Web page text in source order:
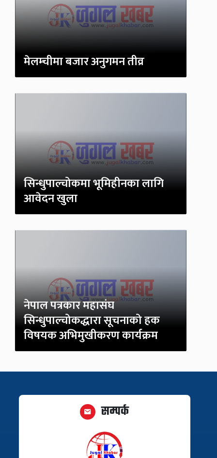
मेलम्चीमा बजार अनुगमन तीव्र
सिन्धुपाल्चोकमा भूमिहीनका लागि
आवेदन खुला
नेपाल पत्रकार महासंघ
सिन्धुपाल्चोकद्धारा सूचनाको हक
विषयक अभिमुखीकरण कार्यक्रम
सम्पर्क